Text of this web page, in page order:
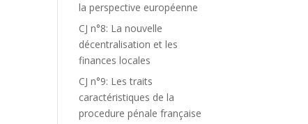
la perspective européenne
CJ n°8: La nouvelle
décentralisation et les
finances locales
CJ n°9: Les traits
caractéristiques de la
procedure pénale française